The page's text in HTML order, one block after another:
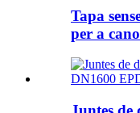
Tapa
per a